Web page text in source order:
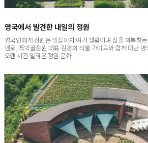
영국인에게 정원은 일상이자 여가 생활이며 삶을 회복하는
멘토, 찍박골정원 대표 김경희 식물 가이드와 함께 떠난
오랜 시간 일궈온 정원 문화...